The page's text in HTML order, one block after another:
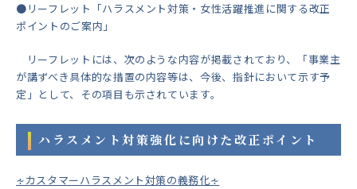
●リーフレット「ハラスメント対策・女性活躍推進に関する改正
ポイントのご案内」
リーフレットには、次のような内容が掲載されており、「事業主
が講ずべき具体的な措置の内容等は、今後、指針において示す予
定」として、その項目も示されています。
ハラスメント対策強化に向けた改正ポイント
∻カスタマーハラスメント対策の義務化∻